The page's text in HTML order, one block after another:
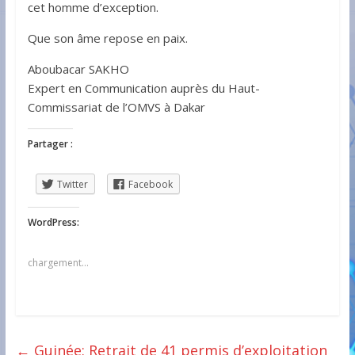
cet homme d’exception.
Que son âme repose en paix.
Aboubacar SAKHO
Expert en Communication auprès du Haut-
Commissariat de l’OMVS à Dakar
Partager :
Twitter Facebook
WordPress:
chargement…
← Guinée: Retrait de 41 permis d’exploitation